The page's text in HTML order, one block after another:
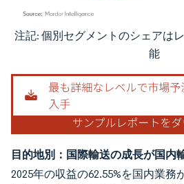
画像 © Mordor Intelligence。再利用にはCC
注記: 個別セグメントのシェアは
能
目的地別：国際輸送の成長が国内
2025年の収益の62.55%を国内業務